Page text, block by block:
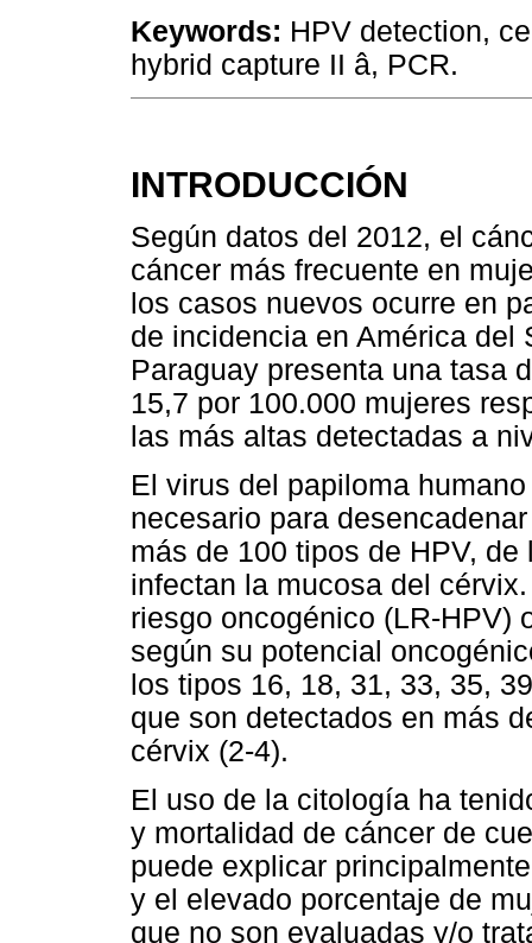
Keywords: HPV detection,
hybrid capture II â, PCR.
INTRODUCCIÓN
Según datos del 2012, el
cáncer más frecuente en
los casos nuevos ocurre en
de incidencia en América del
Paraguay presenta una tasa
15,7 por 100.000 mujeres
las más altas detectadas a
El virus del papiloma
necesario para
más de 100 tipos de HPV,
infectan la mucosa del
riesgo oncogénico (LR-HPV)
según su potencial
los tipos 16, 18, 31, 33, 35,
que son detectados en más
cérvix (2-4).
El uso de la citología ha
y mortalidad de cáncer de
puede explicar
y el elevado porcentaje de
que no son evaluadas y/o